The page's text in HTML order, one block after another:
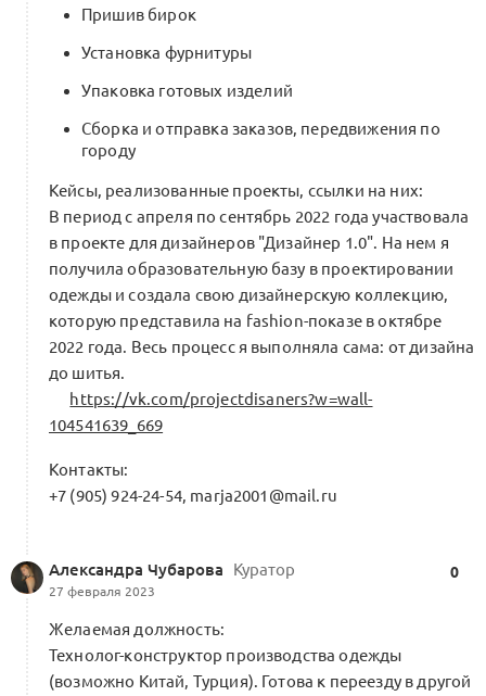
Пришив бирок
Установка фурнитуры
Упаковка готовых изделий
Сборка и отправка заказов, передвижения по
городу
Кейсы, реализованные проекты, ссылки на них:
В период с апреля по сентябрь 2022 года участвовала
в проекте для дизайнеров "Дизайнер 1.0". На нем я
получила образовательную базу в проектировании
одежды и создала свою дизайнерскую коллекцию,
которую представила на fashion-показе в октябре
2022 года. Весь процесс я выполняла сама: от дизайна
до шитья.
https://vk.com/projectdisaners?w=wall-
104541639_669
Контакты:
+7 (905) 924-24-54, marja2001@mail.ru
Александра Чубарова Куратор
27 февраля 2023
0
Желаемая должность:
Технолог-конструктор производства одежды
(возможно Китай, Турция). Готова к переезду в другой